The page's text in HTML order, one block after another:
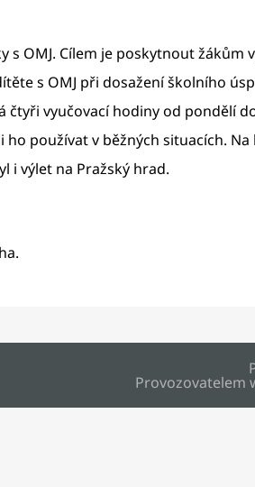
OMJ. Cílem je poskytnout žákům
s OMJ při dosažení školního
vyučovací hodiny od pondělí
používat v běžných situacích. Na
i výlet na Pražský hrad.
Provozovatelem